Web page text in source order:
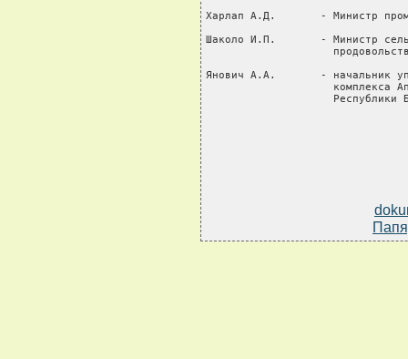
Харлап А.Д.       - Министр
Шаколо И.П.       - Министр
Янович А.А.       - начальник
комплекса
Республики